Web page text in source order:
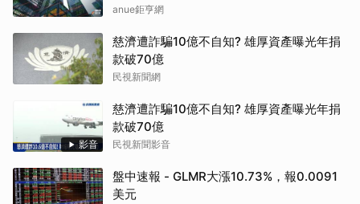
anue鉅亨網
慈濟遭詐騙10億不自知? 雄厚資產曝光年捐
款破70億
民視新聞網
影音
慈濟遭詐騙10億不自知? 雄厚資產曝光年捐
款破70億
民視新聞影音
盤中速報 - GLMR大漲10.73%，報0.0091
美元